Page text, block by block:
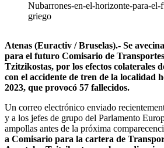
Nubarrones-en-el-horizonte-para-
griego
Atenas (Euractiv / Bruselas).- Se
para el futuro Comisario de
Tzitzikostas, por los efectos colaterales
con el accidente de tren de la localidad
2023, que provocó 57 fallecidos.
Un correo electrónico enviado
y a los jefes de grupo del Parlamento
ampollas antes de la próxima
a Comisario para la cartera de